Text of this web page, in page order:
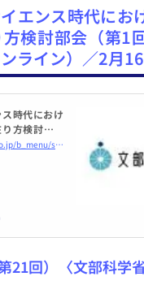
エンス時代にお
検討部会（第1
ライン）／2月16
時代におけ
方検討部会
ついて【オン
https://www.mext.go.jp/b_menu/shingi/gijyutu/gijyutu29/kaisai/mext_00017.html
21回）〈文部科学